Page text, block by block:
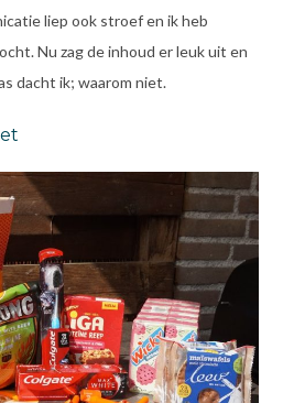
liep ook stroef en ik heb
Nu zag de inhoud er leuk uit en
dacht ik; waarom niet.